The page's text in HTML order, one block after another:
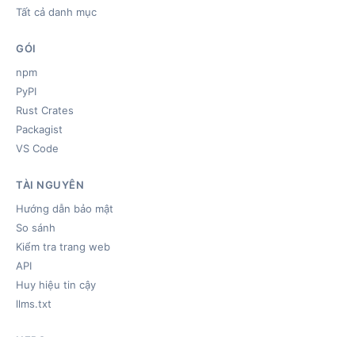
Tất cả danh mục
GÓI
npm
PyPI
Rust Crates
Packagist
VS Code
TÀI NGUYÊN
Hướng dẫn bảo mật
So sánh
Kiểm tra trang web
API
Huy hiệu tin cậy
llms.txt